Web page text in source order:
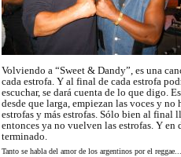
Volviendo a “Sweet & Dandy”, es una
cada estrofa. Y al final de cada estrofa
escuchar, se dará cuenta de lo que digo.
desde que larga, empiezan las voces y no
estrofas y más estrofas. Sólo bien al
entonces ya no vuelven las estrofas. Y en
terminado.
Tanto se habla del amor de los argentinos por el